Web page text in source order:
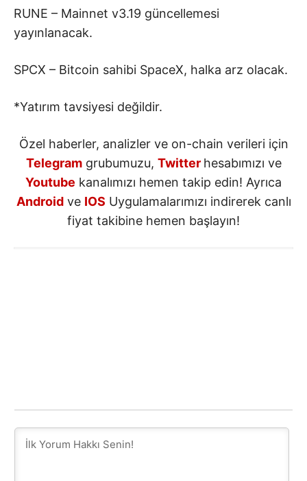
RUNE – Mainnet v3.19 güncellemesi
yayınlanacak.
SPCX – Bitcoin sahibi SpaceX, halka arz olacak.
*Yatırım tavsiyesi değildir.
Özel haberler, analizler ve on-chain verileri için
Telegramgrubumuzu, Twitter hesabımızı ve
Youtube kanalımızı hemen takip edin! Ayrıca
Androidve IOS Uygulamalarımızı indirerek canlı
fiyat takibine hemen başlayın!